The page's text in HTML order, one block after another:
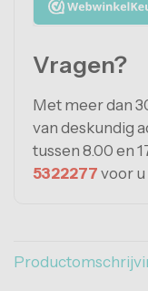
Vragen?
Met meer dan
van deskundig
tussen 8.00 en
5322277 voor